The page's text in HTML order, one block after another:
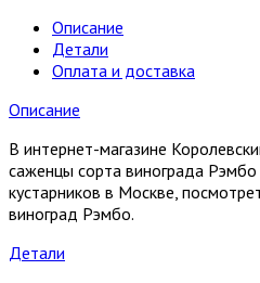
Описание
Детали
Оплата и доставка
Описание
В интернет-магазине
саженцы сорта винограда
кустарников в Москве,
виноград Рэмбо.
Детали